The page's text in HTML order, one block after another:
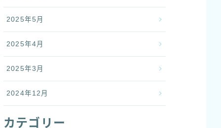
2025年5月
2025年4月
2025年3月
2024年12月
カテゴリー